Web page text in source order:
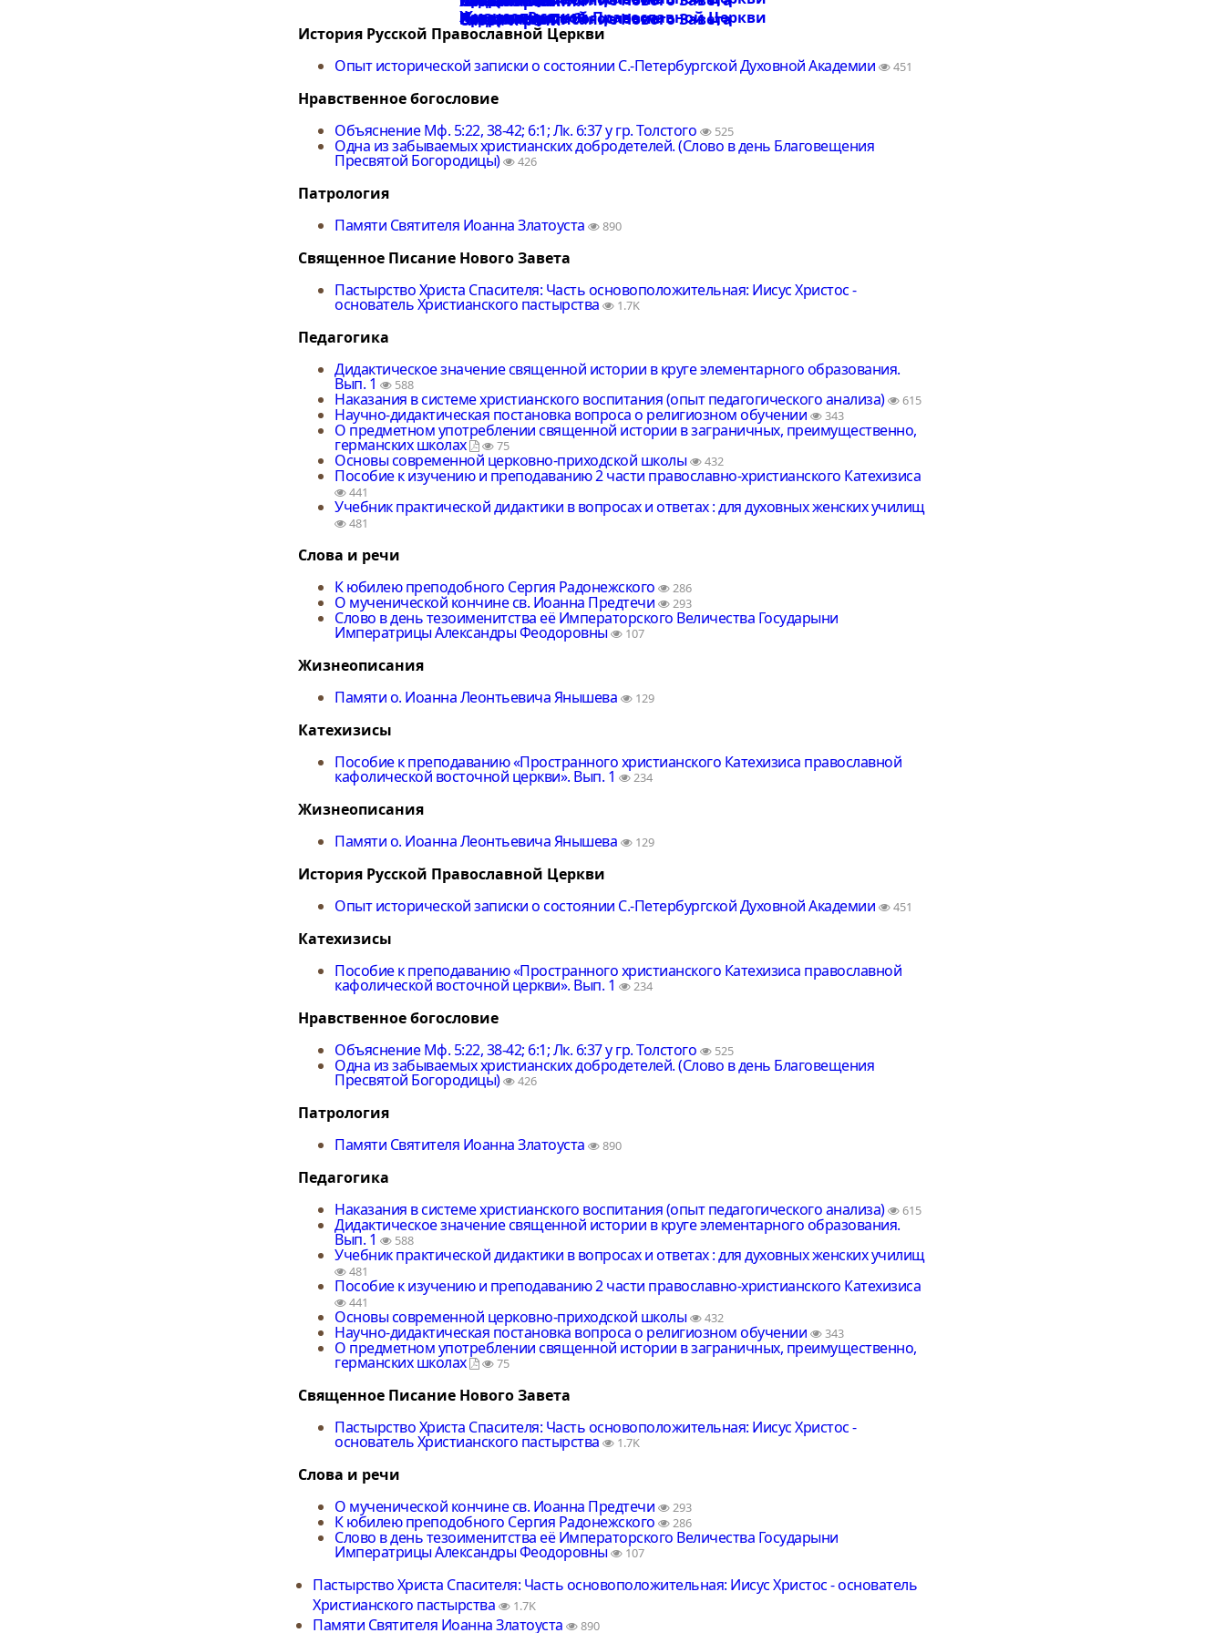
Жизнеописания
История Русской Православной Церкви
Катехизисы
Нравственное богословие
Патрология
Педагогика
Священное Писание Нового Завета
Слова и речи
История Русской Православной Церкви
Опыт исторической записки о состоянии С.-Петербургской Духовной Академии
451
Нравственное богословие
Объяснение Мф. 5:22, 38-42; 6:1; Лк. 6:37 у гр. Толстого
525
Одна из забываемых христианских добродетелей. (Слово в день Благовещения
Пресвятой Богородицы) 426
Патрология
Памяти Святителя Иоанна Златоуста
890
Священное Писание Нового Завета
Пастырство Христа Спасителя: Часть основоположительная: Иисус Христос -
основатель Христианского пастырства 1.7K
Педагогика
Дидактическое значение священной истории в круге элементарного образования.
Вып. 1 588
Наказания в системе христианского воспитания (опыт педагогического анализа) 615
Научно-дидактическая постановка вопроса о религиозном обучении 343
О предметном употреблении священной истории в заграничных, преимущественно,
германских школах 75
Основы современной церковно-приходской школы 432
Пособие к изучению и преподаванию 2 части православно-христианского Катехизиса
441
Учебник практической дидактики в вопросах и ответах : для духовных женских училищ
481
Слова и речи
К юбилею преподобного Сергия Радонежского
286
О мученической кончине св. Иоанна Предтечи 293
Слово в день тезоименитства её Императорского Величества Государыни
Императрицы Александры Феодоровны 107
Жизнеописания
Памяти о. Иоанна Леонтьевича Янышева
129
Катехизисы
Пособие к преподаванию «Пространного христианского Катехизиса православной
кафолической восточной церкви». Вып. 1 234
Жизнеописания
Памяти о. Иоанна Леонтьевича Янышева
129
История Русской Православной Церкви
Опыт исторической записки о состоянии С.-Петербургской Духовной Академии
451
Катехизисы
Пособие к преподаванию «Пространного христианского Катехизиса православной
кафолической восточной церкви». Вып. 1 234
Нравственное богословие
Объяснение Мф. 5:22, 38-42; 6:1; Лк. 6:37 у гр. Толстого
525
Одна из забываемых христианских добродетелей. (Слово в день Благовещения
Пресвятой Богородицы) 426
Патрология
Памяти Святителя Иоанна Златоуста
890
Педагогика
Наказания в системе христианского воспитания (опыт педагогического анализа)
615
Дидактическое значение священной истории в круге элементарного образования.
Вып. 1 588
Учебник практической дидактики в вопросах и ответах : для духовных женских училищ
481
Пособие к изучению и преподаванию 2 части православно-христианского Катехизиса
441
Основы современной церковно-приходской школы 432
Научно-дидактическая постановка вопроса о религиозном обучении 343
О предметном употреблении священной истории в заграничных, преимущественно,
германских школах 75
Священное Писание Нового Завета
Пастырство Христа Спасителя: Часть основоположительная: Иисус Христос -
основатель Христианского пастырства 1.7K
Слова и речи
О мученической кончине св. Иоанна Предтечи
293
К юбилею преподобного Сергия Радонежского 286
Слово в день тезоименитства её Императорского Величества Государыни
Императрицы Александры Феодоровны 107
Пастырство Христа Спасителя: Часть основоположительная: Иисус Христос - основатель
Христианского пастырства
1.7K
Памяти Святителя Иоанна Златоуста 890